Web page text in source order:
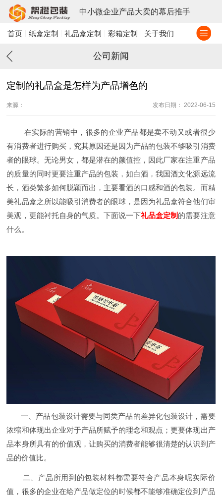
中小微企业产品大卖的幕后推手
首页 纸盒定制 礼品盒定制 彩箱定制 关于我们
公司新闻
定制的礼品盒是怎样为产品增色的
来源： 发布日期： 2022-06-15
在实际的营销中，很多的企业产品都是卖不动又或者很少
有消费者进行购买，究其原因还是因为产品的包装不够吸引消费
者的眼球。无论男女，都是潜在的颜值控，因此厂家在注重产品
的质量的同时更要注重产品的包装，如白酒，我国酒文化源远流
长，酒类繁多如何脱颖而出，主要看酒的口感和酒的包装。而精
美礼品盒之所以能吸引消费者的眼球，是因为礼品盒符合他们审
美观，更能衬托自身的气质。下面说一下礼品盒定制 的需要注意
什么。
一、产品包装设计需要与同类产品的差异化包装设计，需要
浓缩和体现出企业对于产品所赋予的理念和观点；更要体现出产
品本身所具有的价值观，让购买的消费者能够很清楚的认识到产
品的价值比。
二、产品所用到的包装材料都需要符合产品本身呢实际价
值，很多的企业在给产品做定位的时候都不能够准确定位到产品